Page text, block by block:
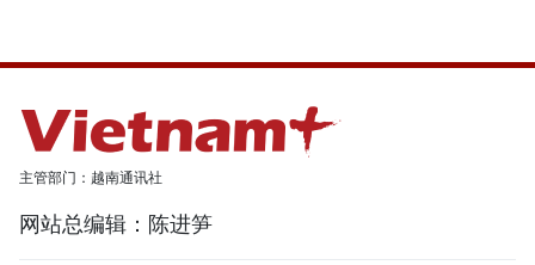
主管部门：越南通讯社
网站总编辑：陈进笋